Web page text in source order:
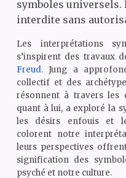
symboles universels.
interdite sans
Les interprétations
s’inspirent des travaux
Freud. Jung a
collectif et des
résonnent à travers les
quant à lui, a exploré la
les désirs enfouis et
colorent notre
leurs perspectives
signification des
psyché et notre culture.